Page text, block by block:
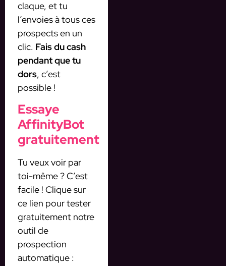
claque, et tu
l’envoies à tous ces
prospects en un
clic. Fais du cash
pendant que tu
dors, c’est
possible !
Essaye
AffinityBot
gratuitement
Tu veux voir par
toi-même ? C’est
facile ! Clique sur
ce lien pour tester
gratuitement notre
outil de
prospection
automatique :